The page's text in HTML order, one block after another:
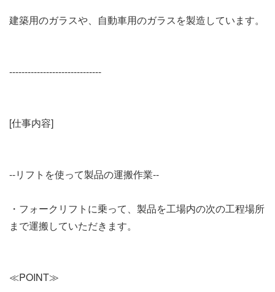
建築用のガラスや、自動車用のガラスを製造しています。
------------------------------
[仕事内容]
--リフトを使って製品の運搬作業--
・フォークリフトに乗って、製品を工場内の次の工程場所
まで運搬していただきます。
≪POINT≫